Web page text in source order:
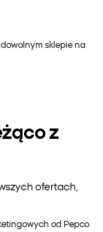
sklepie na
z
ofertach,
od Pepco